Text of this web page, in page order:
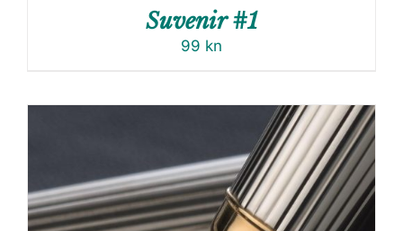
Suvenir #1
99 kn